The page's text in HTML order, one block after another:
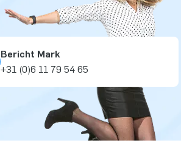
Bericht Mark
+31 (0)6 11 79 54 65